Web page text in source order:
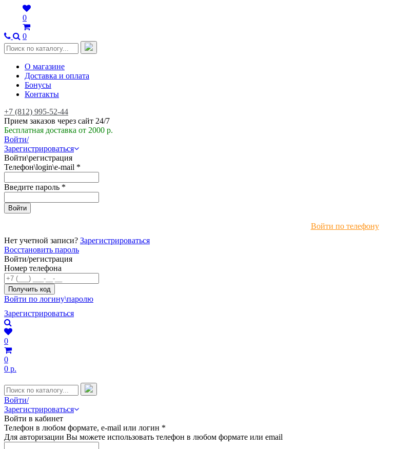
0
0
О магазине
Доставка и оплата
Бонусы
Контакты
+7 (812) 995-52-44
Прием заказов через сайт 24/7
Бесплатная доставка от 2000 р.
Войти/
Зарегистрироваться
Войти\регистрация
Телефон\login\e-mail *
Введите пароль *
Войти по телефону
Нет учетной записи? Зарегистрироваться
Восстановить пароль
Войти/регистрация
Номер телефона
Войти по логину\паролю
Зарегистрироваться
0
0
0 р.
Войти/
Зарегистрироваться
Войти в кабинет
Телефон в любом формате, e-mail или логин *
Для авторизации Вы можете использовать телефон в любом формате или email